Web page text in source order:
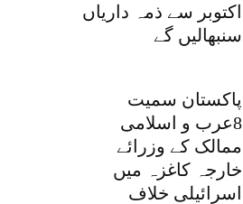
اکتوبر سے ذمہ داریاں
سنبھالیں گے
پاکستان سمیت
8عرب و اسلامی
ممالک کے وزرائے
خارجہ کاغزہ میں
اسرائیلی خلاف